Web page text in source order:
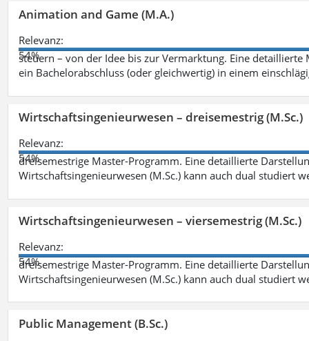
Animation and Game (M.A.)
Relevanz:
54%
steuern – von der Idee bis zur Vermarktung. Eine
ein Bachelorabschluss (oder gleichwertig) in einem
Wirtschaftsingenieurwesen – dreisemestrig (M.Sc.)
Relevanz:
54%
dreisemestrige Master-Programm. Eine detaillierte
Wirtschaftsingenieurwesen (M.Sc.) kann auch dual studiert
Wirtschaftsingenieurwesen – viersemestrig (M.Sc.)
Relevanz:
54%
dreisemestrige Master-Programm. Eine detaillierte
Wirtschaftsingenieurwesen (M.Sc.) kann auch dual studiert
Public Management (B.Sc.)